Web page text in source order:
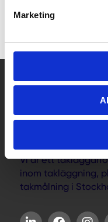
Marketing
DM TAK AB, org. nr
Vi är ett
inom takläggning,
takmålning i